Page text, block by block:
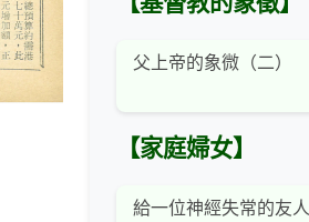
父上帝的象微（二）
【家庭婦女】
給一位神經失常的友人